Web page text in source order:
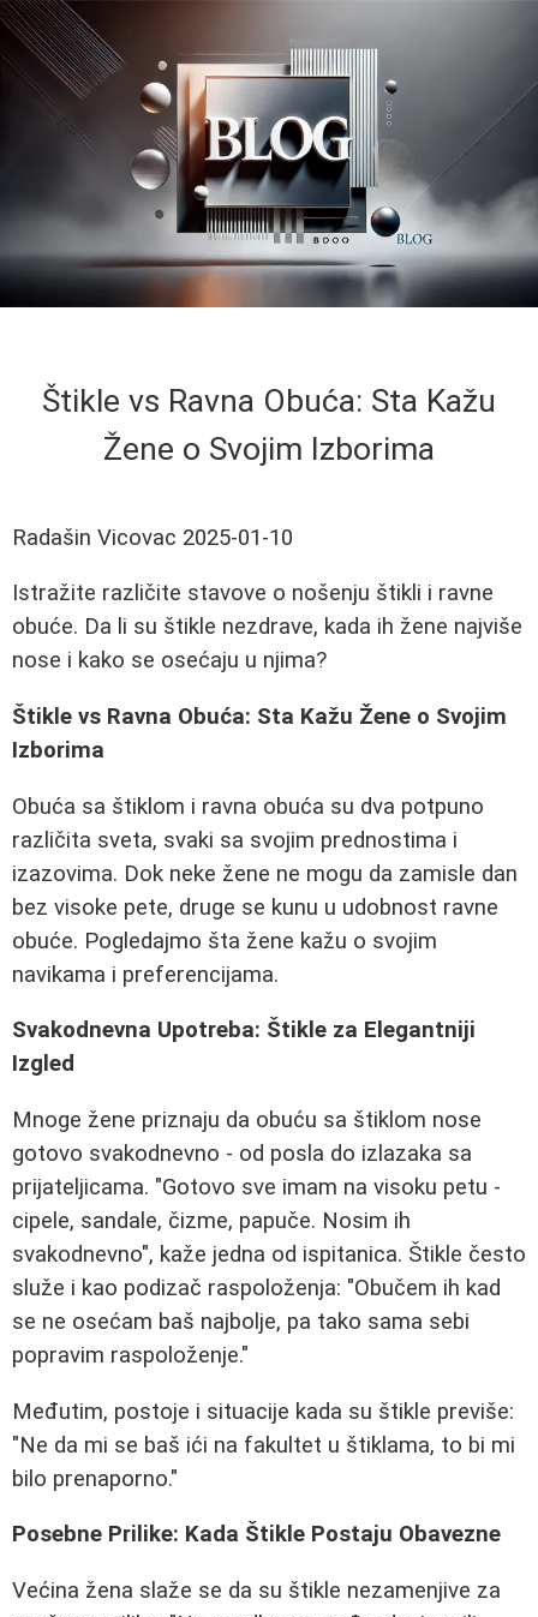
Štikle vs Ravna Obuća: Sta Kažu
Žene o Svojim Izborima
Radašin Vicovac 2025-01-10
Istražite različite stavove o nošenju štikli i ravne
obuće. Da li su štikle nezdrave, kada ih žene najviše
nose i kako se osećaju u njima?
Štikle vs Ravna Obuća: Sta Kažu Žene o Svojim
Izborima
Obuća sa štiklom i ravna obuća su dva potpuno
različita sveta, svaki sa svojim prednostima i
izazovima. Dok neke žene ne mogu da zamisle dan
bez visoke pete, druge se kunu u udobnost ravne
obuće. Pogledajmo šta žene kažu o svojim
navikama i preferencijama.
Svakodnevna Upotreba: Štikle za Elegantniji
Izgled
Mnoge žene priznaju da obuću sa štiklom nose
gotovo svakodnevno - od posla do izlazaka sa
prijateljicama. "Gotovo sve imam na visoku petu -
cipele, sandale, čizme, papuče. Nosim ih
svakodnevno", kaže jedna od ispitanica. Štikle često
služe i kao podizač raspoloženja: "Obučem ih kad
se ne osećam baš najbolje, pa tako sama sebi
popravim raspoloženje."
Međutim, postoje i situacije kada su štikle previše:
"Ne da mi se baš ići na fakultet u štiklama, to bi mi
bilo prenaporno."
Posebne Prilike: Kada Štikle Postaju Obavezne
Većina žena slaže se da su štikle nezamenjive za